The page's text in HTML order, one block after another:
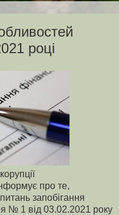
році
про те,
запобігання
№ 1 від 03.02.2021 року